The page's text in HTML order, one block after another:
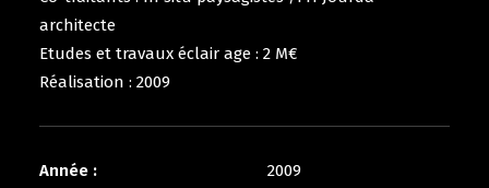
architecte
Etudes et travaux éclair age : 2 M€
Réalisation : 2009
Année :
2009